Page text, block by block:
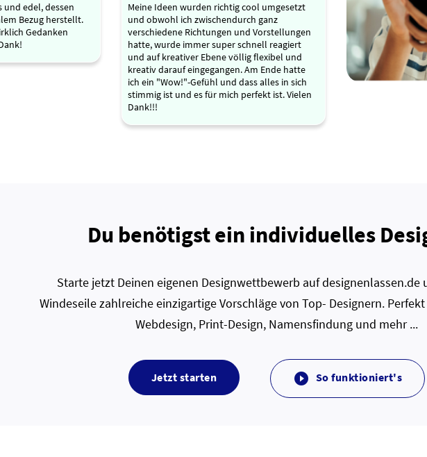
und edel, dessen
Bezug herstellt.
Gedanken
Meine Ideen wurden richtig cool umgesetzt
und obwohl ich zwischendurch ganz
verschiedene Richtungen und Vorstellungen
hatte, wurde immer super schnell reagiert
und auf kreativer Ebene völlig flexibel und
kreativ darauf eingegangen. Am Ende hatte
ich ein "Wow!"-Gefühl und dass alles in sich
stimmig ist und es für mich perfekt ist. Vielen
Dank!!!
Du benötigst ein individuelles
Starte jetzt Deinen eigenen Designwettbewerb auf designenlassen.de
Windeseile zahlreiche einzigartige Vorschläge von Top- Designern.
Webdesign, Print-Design, Namensfindung und mehr ...
Jetzt starten  So funktioniert's